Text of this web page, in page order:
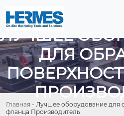
ЛУЧШЕЕ
ДЛЯ
Главная - Лучшее оборудование для
фланца Производитель